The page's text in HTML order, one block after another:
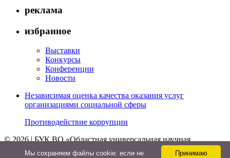
реклама
избранное
Выставки
Конкурсы
Конференции
Новости
Независимая оценка качества оказания услуг
организациями социальной сферы
Противодействие коррупции
© 2026 | БУК ВО «Областная универсальная научная
библиотека»
Принимаю
Мы cохраняем файлы cookie: если не